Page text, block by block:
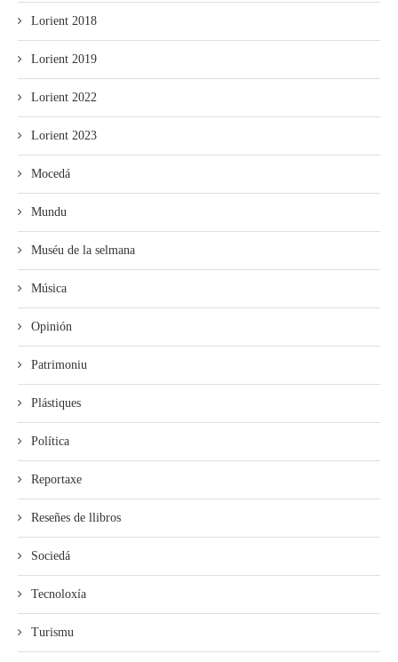
Lorient 2018
Lorient 2019
Lorient 2022
Lorient 2023
Mocedá
Mundu
Muséu de la selmana
Música
Opinión
Patrimoniu
Plástiques
Política
Reportaxe
Reseñes de llibros
Sociedá
Tecnoloxía
Turismu